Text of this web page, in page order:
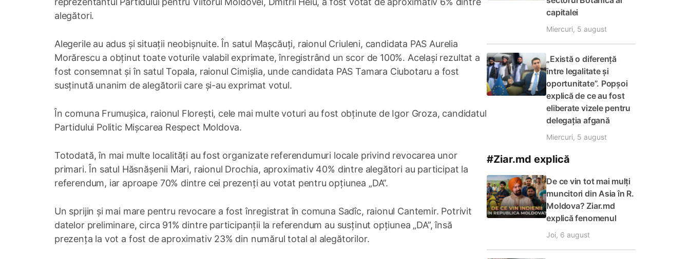
alegători.
Alegerile au adus și situații neobișnuite. În satul Mașcăuți, raionul Criuleni, candidata PAS Aurelia
Morărescu a obținut toate voturile valabil exprimate, înregistrând un scor de 100%. Același rezultat a
fost consemnat și în satul Topala, raionul Cimișlia, unde candidata PAS Tamara Ciubotaru a fost
susținută unanim de alegătorii care și-au exprimat votul.
În comuna Frumușica, raionul Florești, cele mai multe voturi au fost obținute de Igor Groza, candidatul
Partidului Politic Mișcarea Respect Moldova.
Totodată, în mai multe localități au fost organizate referendumuri locale privind revocarea unor
primari. În satul Hăsnășenii Mari, raionul Drochia, aproximativ 40% dintre alegători au participat la
referendum, iar aproape 70% dintre cei prezenți au votat pentru opțiunea „DA”.
Un sprijin și mai mare pentru revocare a fost înregistrat în comuna Sadîc, raionul Cantemir. Potrivit
datelor preliminare, circa 91% dintre participanții la referendum au susținut opțiunea „DA”, însă
prezența la vot a fost de aproximativ 23% din numărul total al alegătorilor.
capitalei
Miercuri, 5 august
„Există o diferență
între legalitate și
oportunitate”. Popșoi
explică de ce au fost
eliberate vizele pentru
delegația afgană
Miercuri, 5 august
#Ziar.md explică
De ce vin tot mai mulți
muncitori din Asia în R.
Moldova? Ziar.md
explică fenomenul
Joi, 6 august